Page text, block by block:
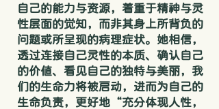
自己的能力与资源，着重于精神与灵
性层面的觉知，而非其身上所背负的
问题或所呈现的病理症状。她相信，
透过连接自己灵性的本质、确认自己
的价值、看见自己的独特与美丽，我
们的生命力将被启动，进而为自己的
生命负责，更好地“充分体现人性，